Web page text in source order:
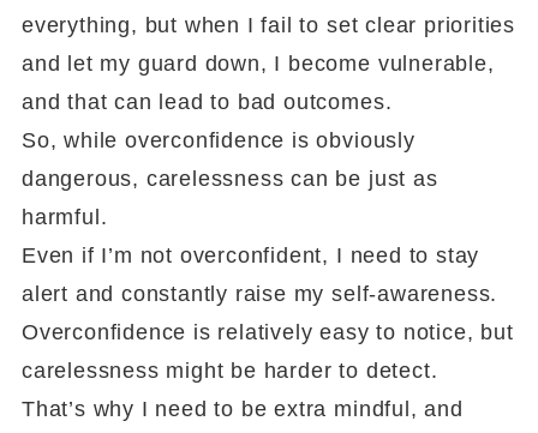
everything, but when I fail to set clear priorities
and let my guard down, I become vulnerable,
and that can lead to bad outcomes.
So, while overconfidence is obviously
dangerous, carelessness can be just as
harmful.
Even if I’m not overconfident, I need to stay
alert and constantly raise my self-awareness.
Overconfidence is relatively easy to notice, but
carelessness might be harder to detect.
That’s why I need to be extra mindful, and